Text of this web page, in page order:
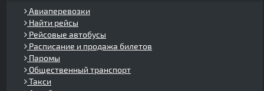
Авиаперевозки
Найти рейсы
Рейсовые автобусы
Расписание и продажа билетов
Паромы
Общественный транспорт
Такси